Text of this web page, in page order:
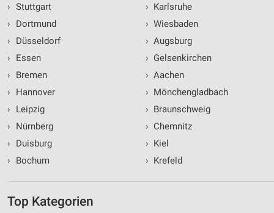
› Stuttgart
›
Dortmund
›
Düsseldorf
›
Essen
›
Bremen
›
Hannover
›
Leipzig
›
Nürnberg
›
Duisburg
›
Bochum
› Karlsruhe
› Wiesbaden
› Augsburg
› Gelsenkirchen
› Aachen
› Mönchengladbach
› Braunschweig
› Chemnitz
› Kiel
› Krefeld
Top Kategorien